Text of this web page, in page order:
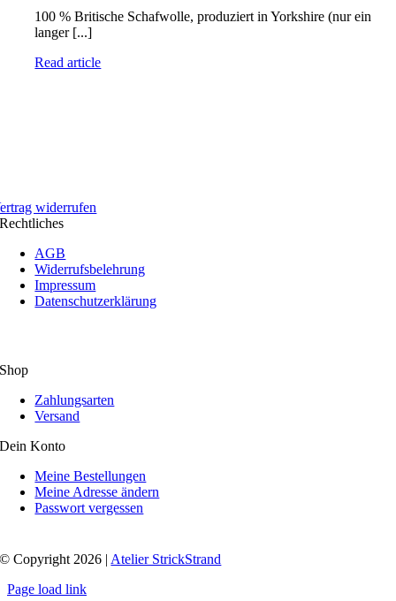
100 % Britische Schafwolle, produziert in Yorkshire (nur ein
langer [...]
Read article
widerrufen
Rechtliches
AGB
Widerrufsbelehrung
Impressum
Datenschutzerklärung
Shop
Zahlungsarten
Versand
Dein Konto
Meine Bestellungen
Meine Adresse ändern
Passwort vergessen
© Copyright 2026 | Atelier StrickStrand
Page load link